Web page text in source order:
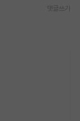
댓글쓰기